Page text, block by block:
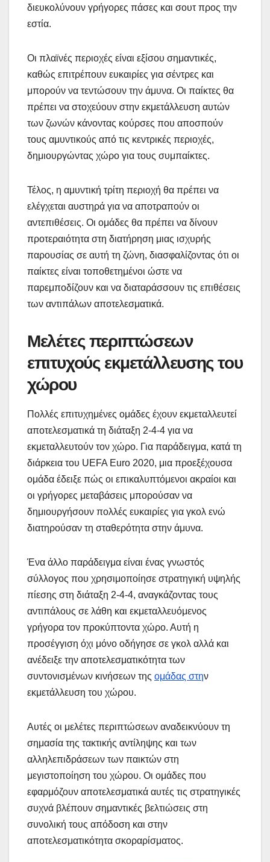
διευκολύνουν γρήγορες πάσες και σουτ προς την
εστία.
Οι πλαϊνές περιοχές είναι εξίσου σημαντικές,
καθώς επιτρέπουν ευκαιρίες για σέντρες και
μπορούν να τεντώσουν την άμυνα. Οι παίκτες θα
πρέπει να στοχεύουν στην εκμετάλλευση αυτών
των ζωνών κάνοντας κούρσες που αποσπούν
τους αμυντικούς από τις κεντρικές περιοχές,
δημιουργώντας χώρο για τους συμπαίκτες.
Τέλος, η αμυντική τρίτη περιοχή θα πρέπει να
ελέγχεται αυστηρά για να αποτραπούν οι
αντεπιθέσεις. Οι ομάδες θα πρέπει να δίνουν
προτεραιότητα στη διατήρηση μιας ισχυρής
παρουσίας σε αυτή τη ζώνη, διασφαλίζοντας ότι οι
παίκτες είναι τοποθετημένοι ώστε να
παρεμποδίζουν και να διαταράσσουν τις επιθέσεις
των αντιπάλων αποτελεσματικά.
Μελέτες περιπτώσεων
επιτυχούς εκμετάλλευσης του
χώρου
Πολλές επιτυχημένες ομάδες έχουν εκμεταλλευτεί
αποτελεσματικά τη διάταξη 2-4-4 για να
εκμεταλλευτούν τον χώρο. Για παράδειγμα, κατά τη
διάρκεια του UEFA Euro 2020, μια προεξέχουσα
ομάδα έδειξε πώς οι επικαλυπτόμενοι ακραίοι και
οι γρήγορες μεταβάσεις μπορούσαν να
δημιουργήσουν πολλές ευκαιρίες για γκολ ενώ
διατηρούσαν τη σταθερότητα στην άμυνα.
Ένα άλλο παράδειγμα είναι ένας γνωστός
σύλλογος που χρησιμοποίησε στρατηγική υψηλής
πίεσης στη διάταξη 2-4-4, αναγκάζοντας τους
αντιπάλους σε λάθη και εκμεταλλευόμενος
γρήγορα τον προκύπτοντα χώρο. Αυτή η
προσέγγιση όχι μόνο οδήγησε σε γκολ αλλά και
ανέδειξε την αποτελεσματικότητα των
συντονισμένων κινήσεων της ομάδας στην
εκμετάλλευση του χώρου.
Αυτές οι μελέτες περιπτώσεων αναδεικνύουν τη
σημασία της τακτικής αντίληψης και των
αλληλεπιδράσεων των παικτών στη
μεγιστοποίηση του χώρου. Οι ομάδες που
εφαρμόζουν αποτελεσματικά αυτές τις στρατηγικές
συχνά βλέπουν σημαντικές βελτιώσεις στη
συνολική τους απόδοση και στην
αποτελεσματικότητα σκοραρίσματος.